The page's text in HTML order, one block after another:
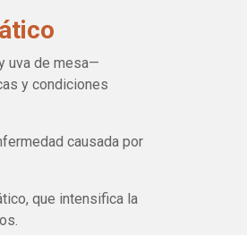
uva de mesa—
y condiciones
causada por
que intensifica la